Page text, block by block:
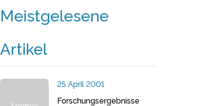
Meistgelesene
Artikel
25 April 2001
Forschungsergebnisse